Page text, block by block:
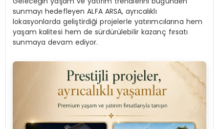
sunmayı hedefleyen ALFA ARSA, ayrıcalıklı
lokasyonlarda geliştirdiği projelerle yatırımcılarına hem
yaşam kalitesi hem de sürdürülebilir kazanç fırsatı
sunmaya devam ediyor.